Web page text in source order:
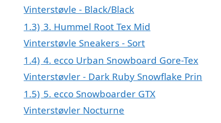
Vinterstøvle - Black/Black
1.3) 3. Hummel Root Tex Mid
Vinterstøvle Sneakers - Sort
1.4) 4. ecco Urban Snowboard Gore-Tex
Vinterstøvler - Dark Ruby Snowflake Prin
1.5) 5. ecco Snowboarder GTX
Vinterstøvler Nocturne